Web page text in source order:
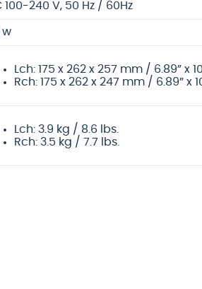
100-240 V, 50 Hz / 60Hz
w
Lch: 175 x 262 x 257 mm / 6.89” x
Rch: 175 x 262 x 247 mm / 6.89” x
Lch: 3.9 kg / 8.6 lbs.
Rch: 3.5 kg / 7.7 lbs.